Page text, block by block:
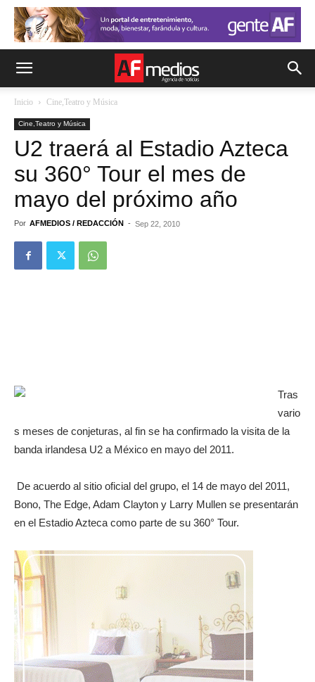
Inicio Cine,Teatro y Música
Cine,Teatro y Música
U2 traerá al Estadio Azteca
su 360° Tour el mes de
mayo del próximo año
Por AFMEDIOS / REDACCIÓN - Sep 22, 2010
Tras
vario
s meses de conjeturas, al fin se ha confirmado la visita de la
banda irlandesa U2 a México en mayo del 2011.
De acuerdo al sitio oficial del grupo, el 14 de mayo del 2011,
Bono, The Edge, Adam Clayton y Larry Mullen se presentarán
en el Estadio Azteca como parte de su 360° Tour.